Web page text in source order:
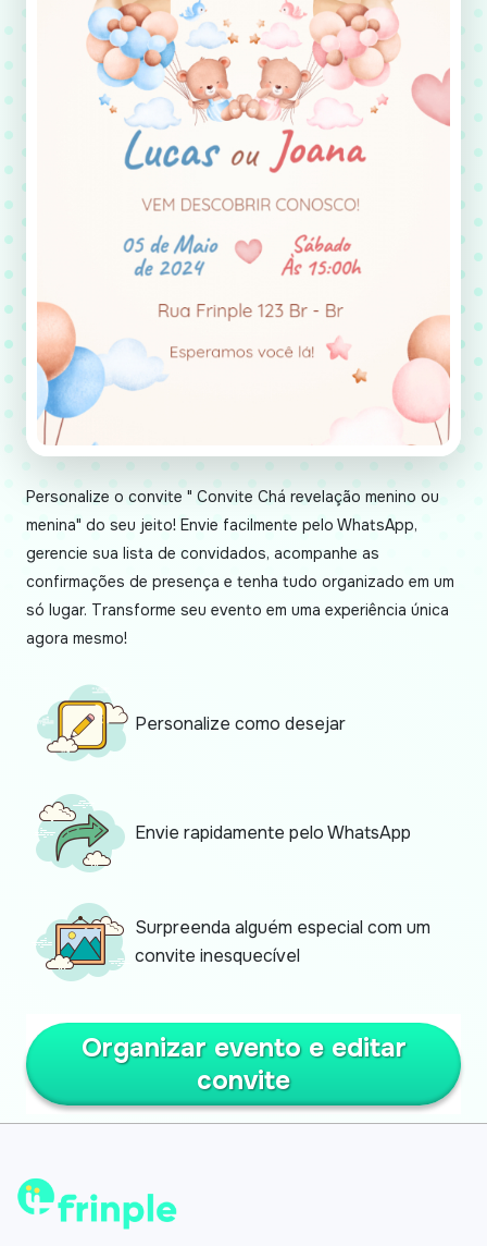
Personalize o convite " Convite Chá revelação menino ou
menina" do seu jeito! Envie facilmente pelo WhatsApp,
gerencie sua lista de convidados, acompanhe as
confirmações de presença e tenha tudo organizado em um
só lugar. Transforme seu evento em uma experiência única
agora mesmo!
Personalize como desejar
Envie rapidamente pelo WhatsApp
Surpreenda alguém especial com um
convite inesquecível
Organizar evento e editar
convite